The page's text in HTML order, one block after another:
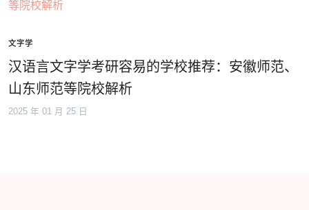
文字学
汉语言文字学考研容易的学校推荐：安徽师范、
山东师范等院校解析
2025 年 01 月 25 日